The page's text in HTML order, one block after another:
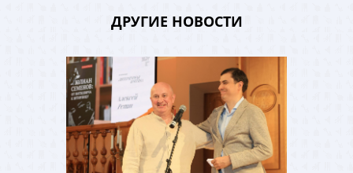
ДРУГИЕ НОВОСТИ